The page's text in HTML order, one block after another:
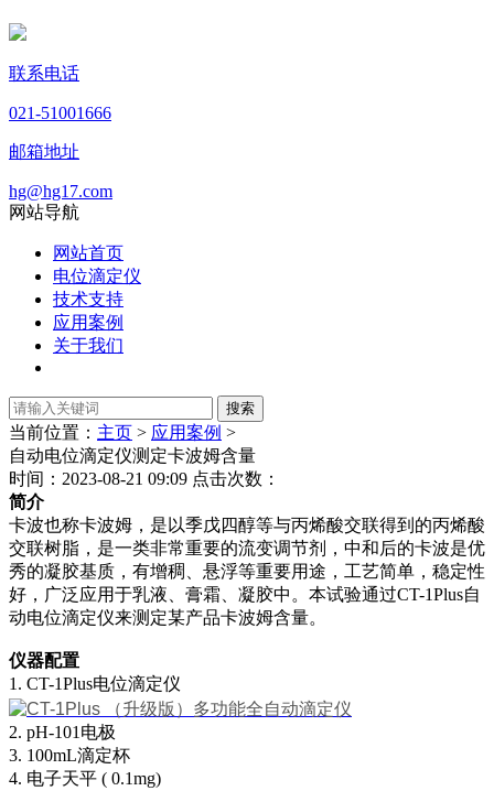
联系电话
021-51001666
邮箱地址
hg@hg17.com
网站导航
网站首页
电位滴定仪
技术支持
应用案例
关于我们
当前位置： 主页 > 应用案例 >
自动电位滴定仪测定卡波姆含量
时间：2023-08-21 09:09 点击次数：
简介
卡波也称卡波姆，是以季戊四醇等与丙烯酸交联得到的丙烯酸
交联树脂，是一类非常重要的流变调节剂，中和后的卡波是优
秀的凝胶基质，有增稠、悬浮等重要用途，工艺简单，稳定性
好，广泛应用于乳液、膏霜、凝胶中。本试验通过CT-1Plus自
动电位滴定仪来测定某产品卡波姆含量。
仪器配置
1. CT-1Plus电位滴定仪
2. pH-101电极
3. 100mL滴定杯
4. 电子天平 ( 0.1mg)